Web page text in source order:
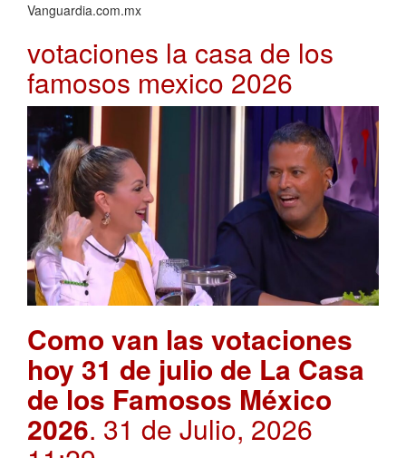
Vanguardia.com.mx
votaciones la casa de los
famosos mexico 2026
Como van las votaciones
hoy 31 de julio de La Casa
de los Famosos México
2026. 31 de Julio, 2026